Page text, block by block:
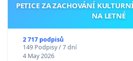
PETICE ZA ZACHOVÁNÍ
NA LETNÉ
2 717 podpisů
149 Podpisy / 7 dní
4 May 2026